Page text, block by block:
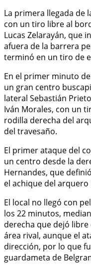
La primera llegada de
con un tiro libre al
Lucas Zelarayán, que
afuera de la barrera
terminó en un tiro de
En el primer minuto
un gran centro
lateral Sebastián
Iván Morales, con un
rodilla derecha del
del travesaño.
El primer ataque del
un centro desde la
Hernandes, que
el achique del
El local no llegó con
los 22 minutos,
derecha que dejó
área rival, aunque el
dirección, por lo que
guardameta de